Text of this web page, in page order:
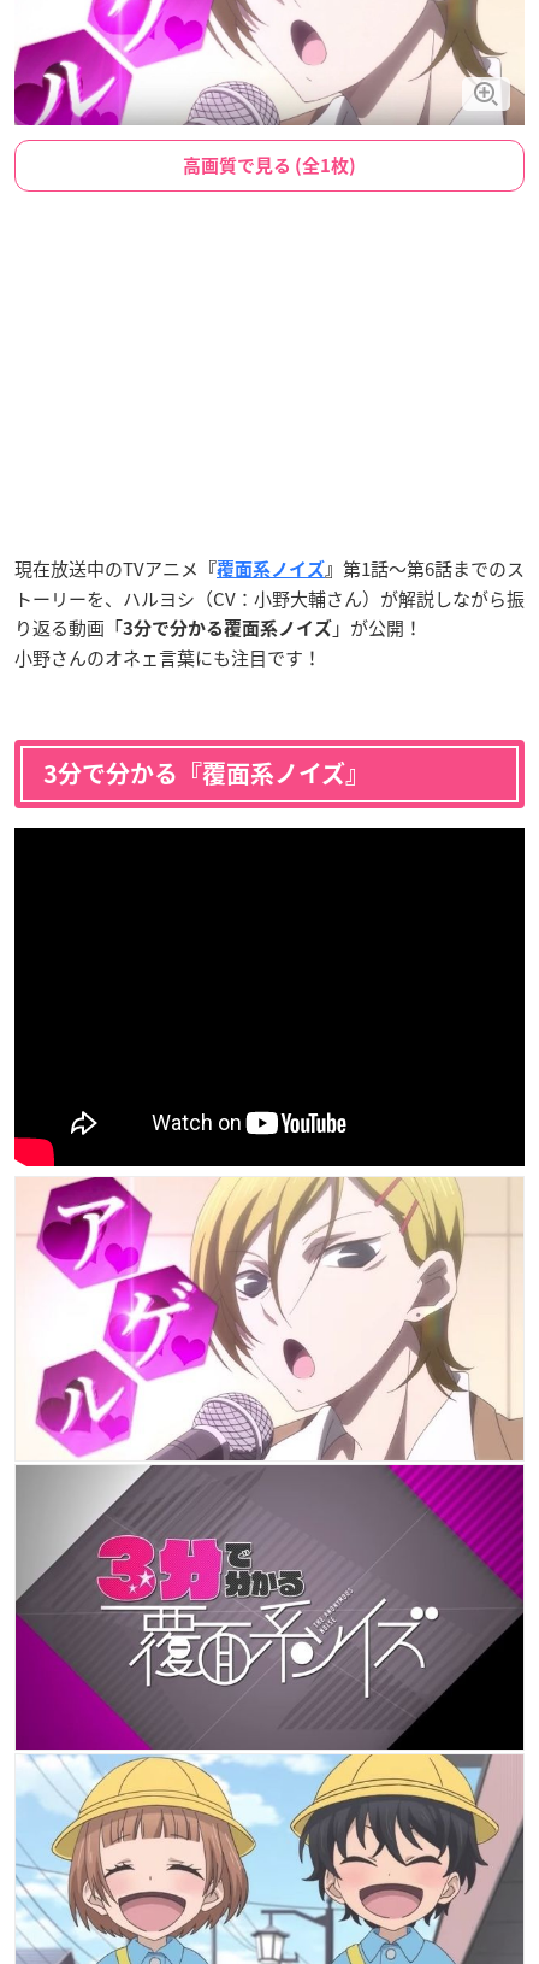
高画質で見る (全1枚)
現在放送中のTVアニメ 『覆面系ノイズ 』 第1話〜第6話までのス
トーリーを、ハルヨシ（CV：小野大輔さん）が解説しながら振
り返る動画「3分で分かる覆面系ノイズ 」が公開！
小野さんのオネェ言葉にも注目です！
3分で分かる『覆面系ノイズ』